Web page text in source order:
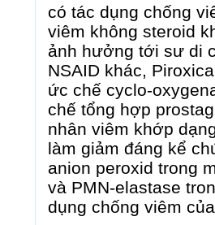
có tác dụng chống
viêm không steroid
ảnh hưởng tới sư di
NSAID khác,
ức chế cyclo-
chế tổng hợp
nhân viêm khớp
làm giảm đáng kể
anion peroxid trong
và PMN-elastase
dụng chống viêm